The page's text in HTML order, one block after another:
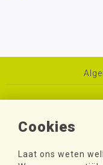
Cookies
Laat ons weten